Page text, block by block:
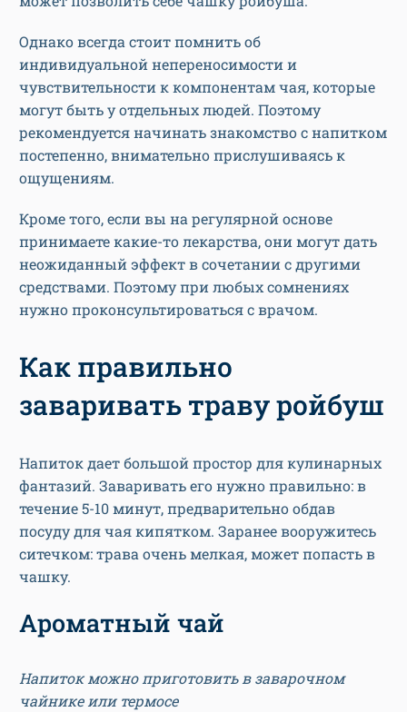
Однако всегда стоит помнить об
индивидуальной непереносимости и
чувствительности к компонентам чая, которые
могут быть у отдельных людей. Поэтому
рекомендуется начинать знакомство с напитком
постепенно, внимательно прислушиваясь к
ощущениям.
Кроме того, если вы на регулярной основе
принимаете какие-то лекарства, они могут дать
неожиданный эффект в сочетании с другими
средствами. Поэтому при любых сомнениях
нужно проконсультироваться с врачом.
Как правильно
заваривать траву ройбуш
Напиток дает большой простор для кулинарных
фантазий. Заваривать его нужно правильно: в
течение 5-10 минут, предварительно обдав
посуду для чая кипятком. Заранее вооружитесь
ситечком: трава очень мелкая, может попасть в
чашку.
Ароматный чай
Напиток можно приготовить в заварочном
чайнике или термосе